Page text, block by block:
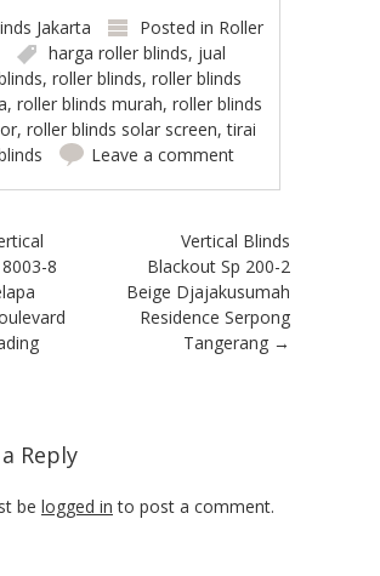
Jakarta Posted in Roller
harga roller blinds, jual
,roller blinds,roller blinds
,roller blinds murah,roller blinds
,roller blinds solar screen,tirai
Leave a comment
8
Vertical Blinds
Blackout Sp 200-2
Beige Djajakusumah
Residence Serpong
Tangerang →
Reply
be logged in to post a comment.